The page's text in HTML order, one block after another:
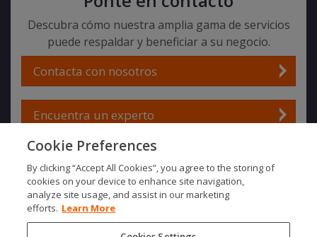
Descubra cómo nuestra amplia gama de servicios
puede respaldar y beneficiar a su negocio.
Contacta con nosotros
Encuentra un experto
SOCIALS
Cookie Preferences
By clicking “Accept All Cookies”, you agree to the storing of
cookies on your device to enhance site navigation,
analyze site usage, and assist in our marketing
efforts. Learn More